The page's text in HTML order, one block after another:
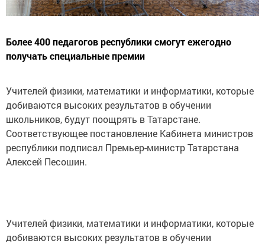
Более 400 педагогов республики смогут ежегодно
получать специальные премии
Учителей физики, математики и информатики, которые
добиваются высоких результатов в обучении
школьников, будут поощрять в Татарстане.
Соответствующее постановление Кабинета министров
республики подписал Премьер-министр Татарстана
Алексей Песошин.
Учителей физики, математики и информатики, которые
добиваются высоких результатов в обучении